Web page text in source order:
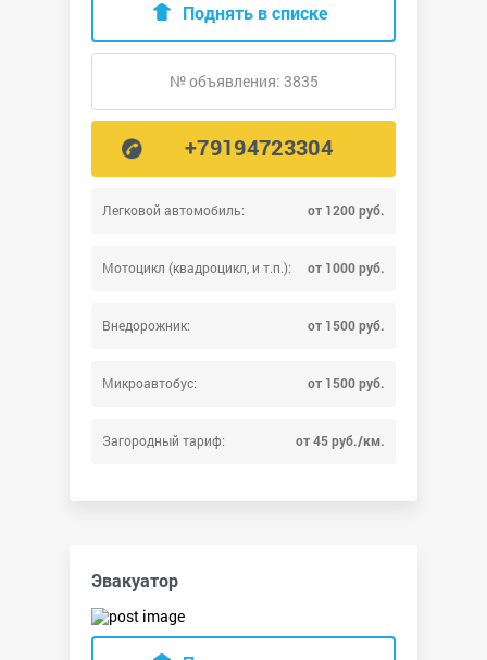
Легковой автомобиль: от 1200 руб.
Мотоцикл (квадроцикл, и т.п.): от 1000 руб.
Внедорожник: от 1500 руб.
Микроавтобус: от 1500 руб.
Загородный тариф: от 45 руб./км.
Поднять в списке
№ объявления: 3835
+79194723304
Эвакуатор